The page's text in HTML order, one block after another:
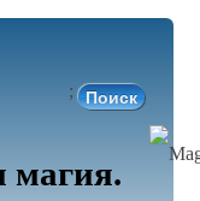
;
магия.